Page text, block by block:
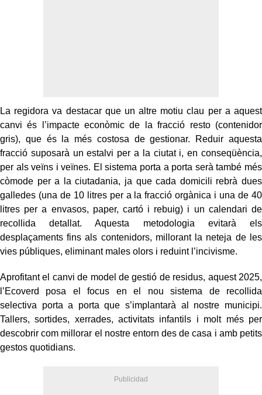
La regidora va destacar que un altre motiu clau per a aquest
canvi és l’impacte econòmic de la fracció resto (contenidor
gris), que és la més costosa de gestionar. Reduir aquesta
fracció suposarà un estalvi per a la ciutat i, en conseqüència,
per als veïns i veïnes. El sistema porta a porta serà també més
còmode per a la ciutadania, ja que cada domicili rebrà dues
galledes (una de 10 litres per a la fracció orgànica i una de 40
litres per a envasos, paper, cartó i rebuig) i un calendari de
recollida detallat. Aquesta metodologia evitarà els
desplaçaments fins als contenidors, millorant la neteja de les
vies públiques, eliminant males olors i reduint l’incivisme.
Aprofitant el canvi de model de gestió de residus, aquest 2025,
l’Ecoverd posa el focus en el nou sistema de recollida
selectiva porta a porta que s’implantarà al nostre municipi.
Tallers, sortides, xerrades, activitats infantils i molt més per
descobrir com millorar el nostre entorn des de casa i amb petits
gestos quotidians.